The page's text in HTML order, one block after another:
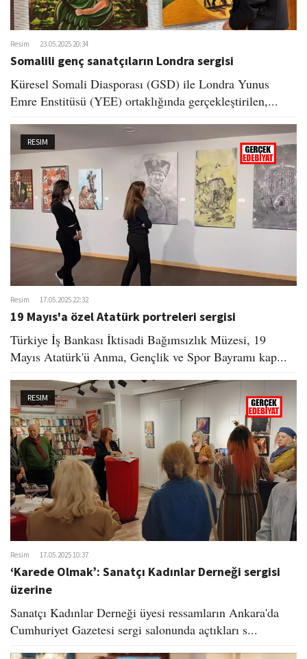
Resim 23.05.2025 20:34
Somalili genç sanatçıların Londra sergisi
Küresel Somali Diasporası (GSD) ile Londra Yunus
Emre Enstitüsü (YEE) ortaklığında gerçekleştirilen,...
RESIM
Resim 17.05.2025 22:32
19 Mayıs'a özel Atatürk portreleri sergisi
Türkiye İş Bankası İktisadi Bağımsızlık Müzesi, 19
Mayıs Atatürk'ü Anma, Gençlik ve Spor Bayramı kap...
RESIM
Resim 17.05.2025 10:37
‘Karede Olmak’: Sanatçı Kadınlar Derneği sergisi
üzerine
Sanatçı Kadınlar Derneği üyesi ressamların Ankara'da
Cumhuriyet Gazetesi sergi salonunda açtıkları s...